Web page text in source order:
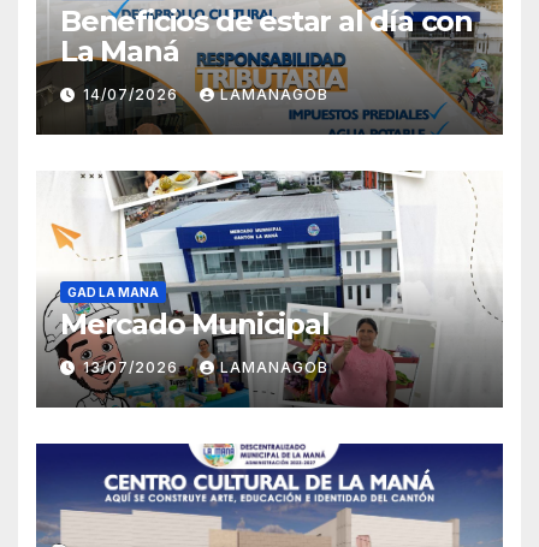
Beneficios de estar al día con
La Maná
14/07/2026 LAMANAGOB
GAD LA MANA
Mercado Municipal
13/07/2026 LAMANAGOB